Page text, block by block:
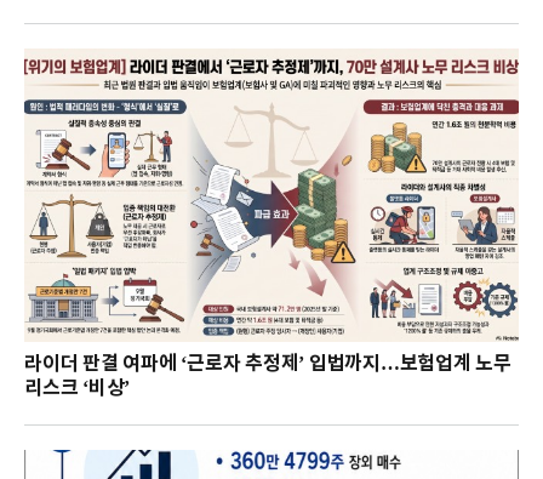
라이더 판결 여파에 ‘근로자 추정제’ 입법까지…보험업계 노무
리스크 ‘비상’